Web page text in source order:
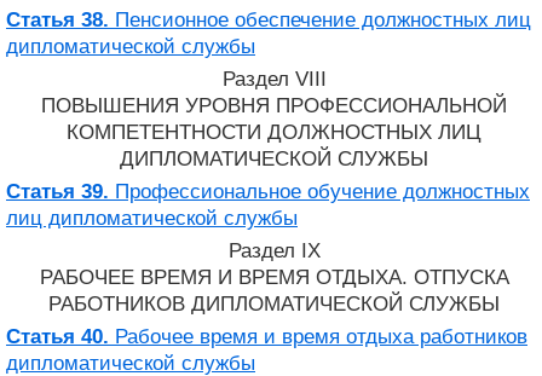
Статья 38. Пенсионное обеспечение должностных лиц
дипломатической службы
Раздел VIII
ПОВЫШЕНИЯ УРОВНЯ ПРОФЕССИОНАЛЬНОЙ
КОМПЕТЕНТНОСТИ ДОЛЖНОСТНЫХ ЛИЦ
ДИПЛОМАТИЧЕСКОЙ СЛУЖБЫ
Статья 39. Профессиональное обучение должностных
лиц дипломатической службы
Раздел IX
РАБОЧЕЕ ВРЕМЯ И ВРЕМЯ ОТДЫХА. ОТПУСКА
РАБОТНИКОВ ДИПЛОМАТИЧЕСКОЙ СЛУЖБЫ
Статья 40. Рабочее время и время отдыха работников
дипломатической службы